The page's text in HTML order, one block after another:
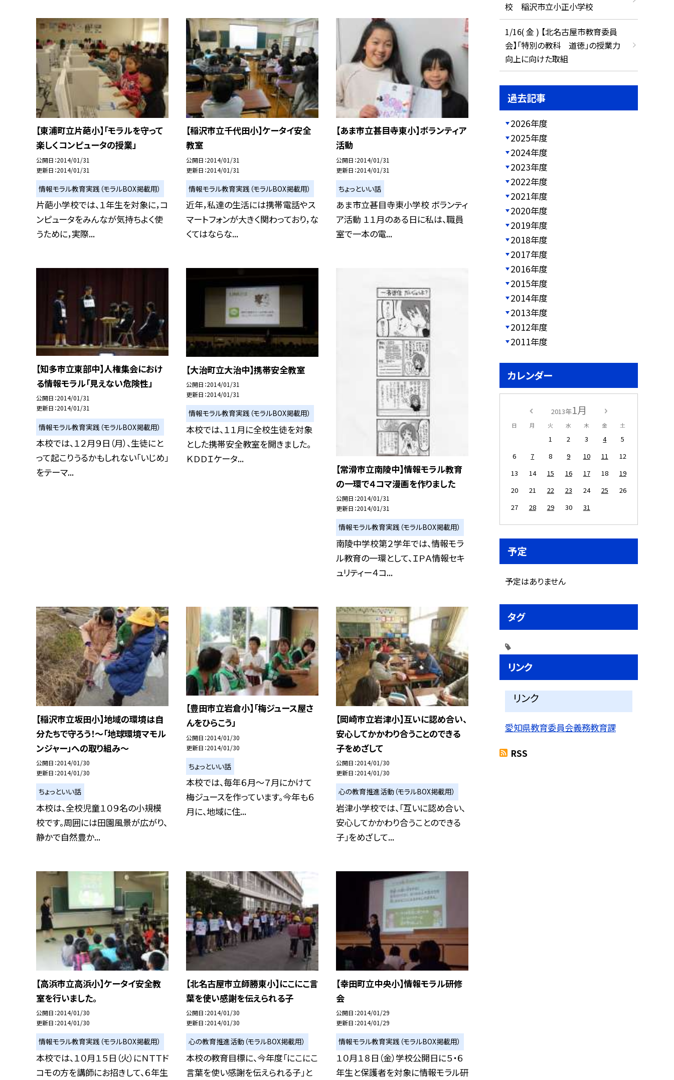
【東浦町立片葩小】「モラルを守って
楽しくコンピュータの授業」
公開日 2014/01/31
更新日 2014/01/31
情報モラル教育実践（モラルBOX掲載用）
片葩小学校では、１年生を対象に，コ
ンピュータをみんなが気持ちよく使
うために，実際...
【稲沢市立千代田小】ケータイ安全
教室
公開日 2014/01/31
更新日 2014/01/31
情報モラル教育実践（モラルBOX掲載用）
近年，私達の生活には携帯電話やス
マートフォンが大きく関わっており，な
くてはならな...
【あま市立甚目寺東小】ボランティア
活動
公開日 2014/01/31
更新日 2014/01/31
ちょっといい話
あま市立甚目寺東小学校 ボランティ
ア活動 １１月のある日に私は、職員
室で一本の電...
【知多市立東部中】人権集会におけ
る情報モラル「見えない危険性」
公開日 2014/01/31
更新日 2014/01/31
情報モラル教育実践（モラルBOX掲載用）
本校では、１２月９日（月）、生徒にと
って起こりうるかもしれない「いじめ」
をテーマ...
【大治町立大治中】携帯安全教室
公開日 2014/01/31
更新日 2014/01/31
情報モラル教育実践（モラルBOX掲載用）
本校では、１１月に全校生徒を対象
とした携帯安全教室を開きました。
ＫＤＤＩケータ...
【常滑市立南陵中】情報モラル教育
の一環で４コマ漫画を作りました
公開日 2014/01/31
更新日 2014/01/31
情報モラル教育実践（モラルBOX掲載用）
南陵中学校第２学年では、情報モラ
ル教育の一環として、ＩＰＡ情報セキ
ュリティー４コ...
【稲沢市立坂田小】地域の環境は自
分たちで守ろう！〜「地球環境マモル
ンジャー」への取り組み〜
公開日 2014/01/30
更新日 2014/01/30
ちょっといい話
本校は、全校児童１０９名の小規模
校です。周囲には田園風景が広がり、
静かで自然豊か...
【豊田市立岩倉小】「梅ジュース屋さ
んをひらこう」
公開日 2014/01/30
更新日 2014/01/30
ちょっといい話
本校では、毎年６月〜７月にかけて
梅ジュースを作っています。今年も６
月に、地域に住...
【岡崎市立岩津小】互いに認め合い、
安心してかかわり合うことのできる
子をめざして
公開日 2014/01/30
更新日 2014/01/30
心の教育推進活動（モラルBOX掲載用）
岩津小学校では、「互いに認め合い、
安心してかかわり合うことのできる
子」をめざして...
【高浜市立高浜小】ケータイ安全教
室を行いました。
公開日 2014/01/30
更新日 2014/01/30
情報モラル教育実践（モラルBOX掲載用）
本校では、１０月１５日（火）にＮＴＴド
コモの方を講師にお招きして、６年生
【北名古屋市立師勝東小】にこにこ言
葉を使い感謝を伝えられる子
公開日 2014/01/30
更新日 2014/01/30
心の教育推進活動（モラルBOX掲載用）
本校の教育目標に、今年度「にこにこ
言葉を使い感謝を伝えられる子」と
【幸田町立中央小】情報モラル研修
会
公開日 2014/01/29
更新日 2014/01/29
情報モラル教育実践（モラルBOX掲載用）
１０月１８日（金）学校公開日に５・６
年生と保護者を対象に情報モラル研
校 稲沢市立小正小学校
1/16( 金 ) 【北名古屋市教育委員
会】「特別の教科 道徳」の授業力
向上に向けた取組
過去記事
2026年度
2025年度
2024年度
2023年度
2022年度
2021年度
2020年度
2019年度
2018年度
2017年度
2016年度
2015年度
2014年度
2013年度
2012年度
2011年度
カレンダー
2013年1月
日 月 火 水 木 金 土
1 2 3 4
5
6
7 8 9 10 11
12
13
14 15 16 17 18
19
20
21 22 23 24 25
26
27
28 29 30 31
予定
予定はありません
タグ
リンク
リンク
愛知県教育委員会義務教育課
RSS